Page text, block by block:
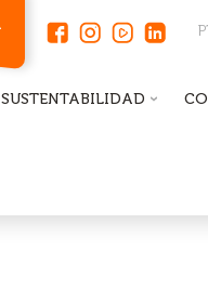
SUSTENTABILIDAD